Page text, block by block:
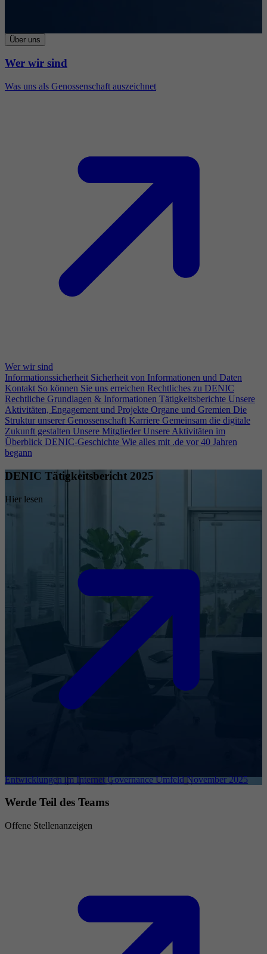
Über uns
Wer wir sind
Was uns als Genossenschaft auszeichnet
Wer wir sind
Informationssicherheit Sicherheit von Informationen und Daten
Kontakt So können Sie uns erreichen Rechtliches zu DENIC
Rechtliche Grundlagen & Informationen Tätigkeitsberichte Unsere
Aktivitäten, Engagement und Projekte Organe und Gremien Die
Struktur unserer Genossenschaft Karriere Gemeinsam die digitale
Zukunft gestalten Unsere Mitglieder Unsere Aktivitäten im
Überblick DENIC-Geschichte Wie alles mit .de vor 40 Jahren
begann
DENIC Tätigkeitsbericht 2025
Hier lesen
Entwicklungen im Internet Governance Umfeld November 2025
Werde Teil des Teams
Offene Stellenanzeigen